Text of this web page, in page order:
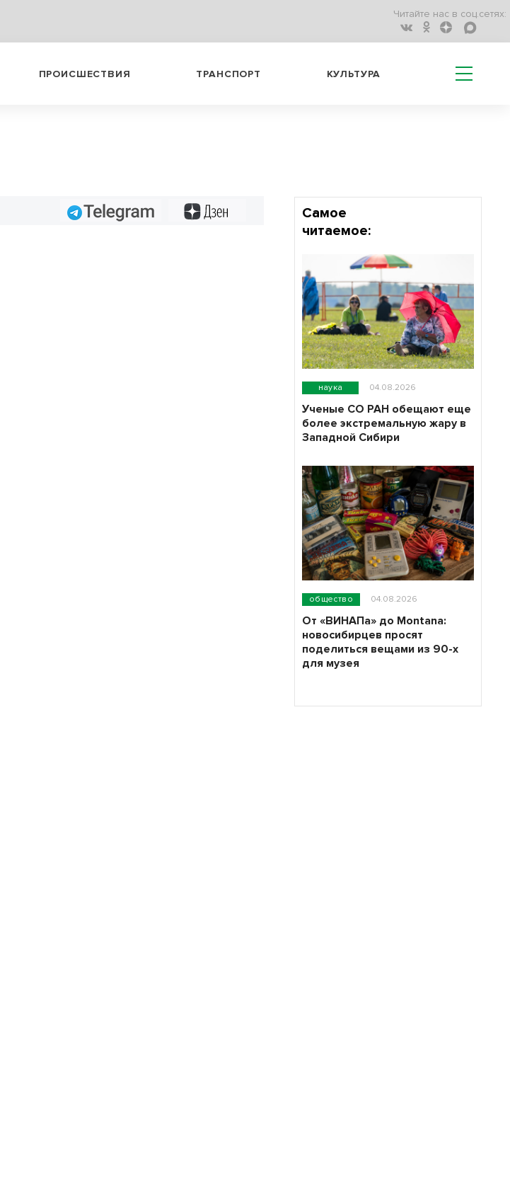
Читайте нас в соц.сетях:
ПРОИСШЕСТВИЯ ТРАНСПОРТ КУЛЬТУРА
Telegram
Самое
читаемое:
наука 04.08.2026
Ученые СО РАН обещают еще
более экстремальную жару в
Западной Сибири
общество 04.08.2026
От «ВИНАПа» до Montana:
новосибирцев просят
поделиться вещами из 90-х
для музея